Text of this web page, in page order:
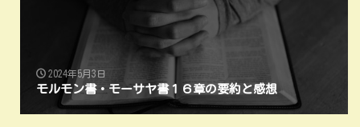
2024年5月3日
モルモン書・モーサヤ書１６章の要約と感想